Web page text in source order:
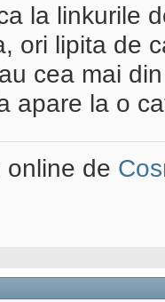
la linkurile
ori lipita de
cea mai
apare la o
online de